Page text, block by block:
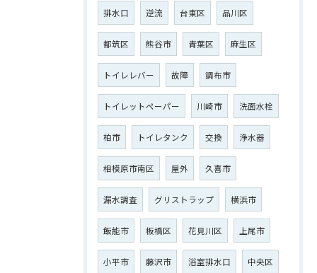
排水口 逆流 台東区 品川区
都筑区 熊谷市 青葉区 麻生区
トイレレバー 故障 調布市
トイレットペーパー 川崎市 洗面水栓
柏市 トイレタンク 交換 浄水器
相模原市南区 屋外 久喜市
漏水調査 グリストラップ 横浜市
飯能市 板橋区 花見川区 上尾市
小平市 藤沢市 浴室排水口 中央区